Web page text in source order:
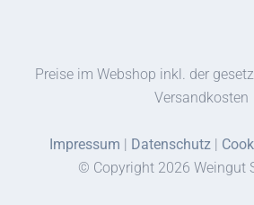
Preise im Webshop inkl. der
Versandkosten
Impressum | Datenschutz|
© Copyright 2026 Weingut